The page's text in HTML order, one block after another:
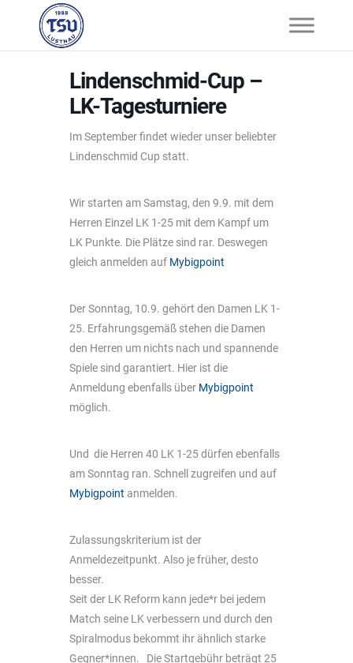
Lindenschmid-Cup –
LK-Tagesturniere
Im September findet wieder unser beliebter
Lindenschmid Cup statt.
Wir starten am Samstag, den 9.9. mit dem
Herren Einzel LK 1-25 mit dem Kampf um
LK Punkte. Die Plätze sind rar. Deswegen
gleich anmelden auf Mybigpoint
Der Sonntag, 10.9. gehört den Damen LK 1-
25. Erfahrungsgemäß stehen die Damen
den Herren um nichts nach und spannende
Spiele sind garantiert. Hier ist die
Anmeldung ebenfalls über Mybigpoint
möglich.
Und die Herren 40 LK 1-25 dürfen ebenfalls
am Sonntag ran. Schnell zugreifen und auf
Mybigpoint anmelden.
Zulassungskriterium ist der
Anmeldezeitpunkt. Also je früher, desto
besser.
Seit der LK Reform kann jede*r bei jedem
Match seine LK verbessern und durch den
Spiralmodus bekommt ihr ähnlich starke
Gegner*innen. Die Startgebühr beträgt 25